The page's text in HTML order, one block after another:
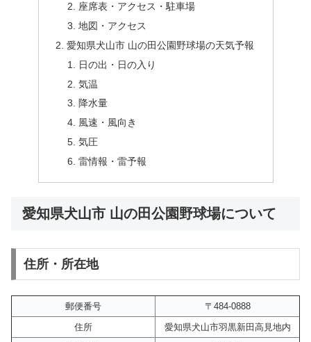
座席表・アクセス・駐車場
地図・アクセス
愛知県犬山市 山の田公園野球場の天気予報
日の出・日の入り
気温
降水量
風速・風向き
気圧
雷情報・雷予報
愛知県犬山市 山の田公園野球場について
住所・所在地
郵便番号
〒484-0888
住所
愛知県犬山市羽黒新田高見地内